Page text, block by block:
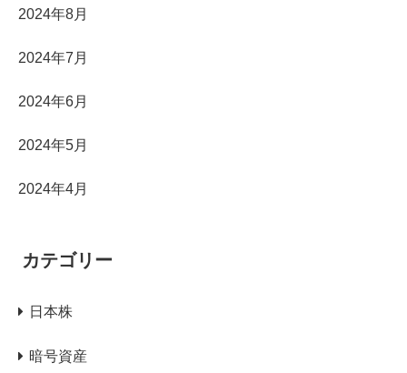
2024年8月
2024年7月
2024年6月
2024年5月
2024年4月
カテゴリー
日本株
暗号資産